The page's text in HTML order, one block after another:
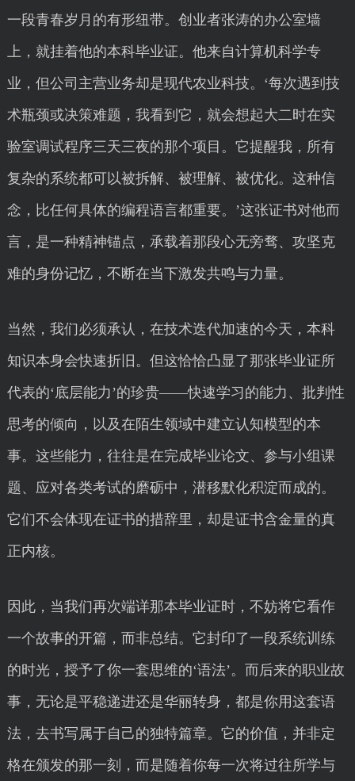
一段青春岁月的有形纽带。创业者张涛的办公室墙
上，就挂着他的本科毕业证。他来自计算机科学专
业，但公司主营业务却是现代农业科技。‘每次遇到技
术瓶颈或决策难题，我看到它，就会想起大二时在实
验室调试程序三天三夜的那个项目。它提醒我，所有
复杂的系统都可以被拆解、被理解、被优化。这种信
念，比任何具体的编程语言都重要。’这张证书对他而
言，是一种精神锚点，承载着那段心无旁骛、攻坚克
难的身份记忆，不断在当下激发共鸣与力量。
当然，我们必须承认，在技术迭代加速的今天，本科
知识本身会快速折旧。但这恰恰凸显了那张毕业证所
代表的‘底层能力’的珍贵——快速学习的能力、批判性
思考的倾向，以及在陌生领域中建立认知模型的本
事。这些能力，往往是在完成毕业论文、参与小组课
题、应对各类考试的磨砺中，潜移默化积淀而成的。
它们不会体现在证书的措辞里，却是证书含金量的真
正内核。
因此，当我们再次端详那本毕业证时，不妨将它看作
一个故事的开篇，而非总结。它封印了一段系统训练
的时光，授予了你一套思维的‘语法’。而后来的职业故
事，无论是平稳递进还是华丽转身，都是你用这套语
法，去书写属于自己的独特篇章。它的价值，并非定
格在颁发的那一刻，而是随着你每一次将过往所学与